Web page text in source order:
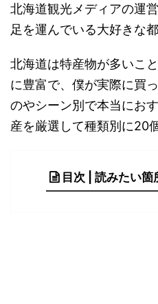
北海道観光メディアの運
足を運んでいる大好きな都
北海道は特産物が多いこ
に豊富で、僕が実際に買
のやシーン別で本当にお
産を厳選して種類別に20
目次 | 読みたい箇